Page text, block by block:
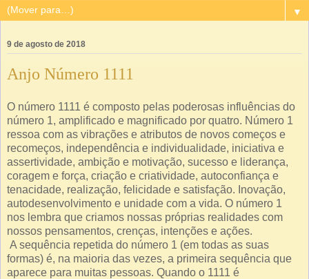
▼
9 de agosto de 2018
Anjo Número 1111
O número 1111 é composto pelas poderosas influências do
número 1, amplificado e magnificado por quatro. Número 1
ressoa com as vibrações e atributos de novos começos e
recomeços, independência e individualidade, iniciativa e
assertividade, ambição e motivação, sucesso e liderança,
coragem e força, criação e criatividade, autoconfiança e
tenacidade, realização, felicidade e satisfação. Inovação,
autodesenvolvimento e unidade com a vida. O número 1
nos lembra que criamos nossas próprias realidades com
nossos pensamentos, crenças, intenções e ações.
A sequência repetida do número 1 (em todas as suas
formas) é, na maioria das vezes, a primeira sequência que
aparece para muitas pessoas. Quando o 1111 é